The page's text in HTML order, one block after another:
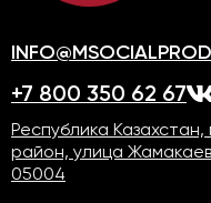
+7 800 350 62 67
Республика
район, улица
05004